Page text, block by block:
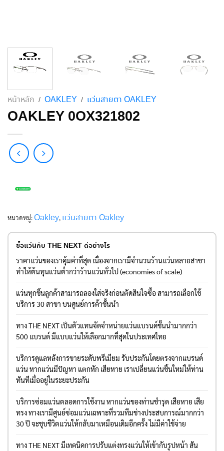
หน้าหลัก / OAKLEY / แว่นสายตา OAKLEY
OAKLEY 0OX321802
หมวดหมู่:Oakley, แว่นสายตา Oakley
ซื้อแว่นกับ THE NEXT ดีอย่างไร
ราคาแว่นของเราคุ้มค่าที่สุด เนื่องจากเรามีจำนวนร้านแว่นหลายสาขา
ทำให้ต้นทุนแว่นต่ำกว่าร้านแว่นทั่วไป (economies of scale)
แว่นทุกชิ้นลูกค้าสามารถลองใส่จริงก่อนตัดสินใจซื้อ สามารถเลือกใช้
บริการ 30 สาขา บนศูนย์การค้าชั้นนำ
ทาง THE NEXT เป็นตัวแทนจัดจำหน่ายแว่นแบรนด์ชั้นนำมากกว่า
500 แบรนด์ มีแบบแว่นให้เลือกมากที่สุดในประเทศไทย
บริการดูแลหลังการขายระดับพรีเมียม รับประกันโดยตรงจากแบรนด์
แว่น หากแว่นมีปัญหา แตกหัก เสียหาย เราเปลี่ยนแว่นชิ้นใหม่ให้ท่าน
ทันทีเมื่ออยู่ในระยะประกัน
บริการซ่อมแว่นตลอดการใช้งาน หากแว่นของท่านชำรุด เสียหาย เสีย
ทรง ทางเรามีศูนย์ซ่อมแว่นเฉพาะที่รวมทีมช่างประสบการณ์มากกว่า
30 ปี จะชุบชีวิตแว่นให้กลับมาเหมือนเดิมอีกครั้ง ไม่มีค่าใช้จ่าย
ทาง THE NEXT มีเทคนิคการปรับแต่งทรงแว่นให้เข้ากับรูปหน้า สัน